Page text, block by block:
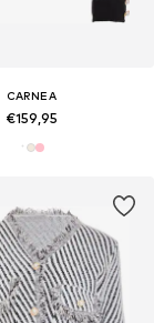
CARNEA
€159,95